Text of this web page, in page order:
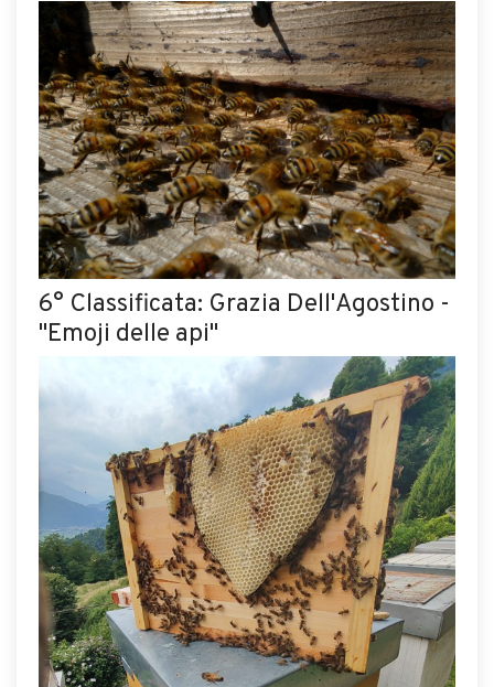
6° Classificata: Grazia Dell'Agostino -
"Emoji delle api"